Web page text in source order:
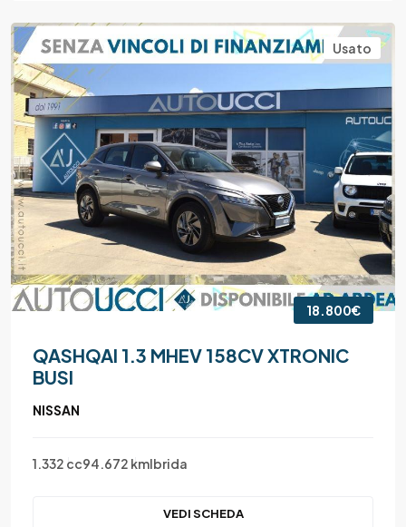
Usato
18.800€
QASHQAI 1.3 MHEV 158CV XTRONIC
BUSI
NISSAN
1.332 cc94.672 kmIbrida
VEDI SCHEDA